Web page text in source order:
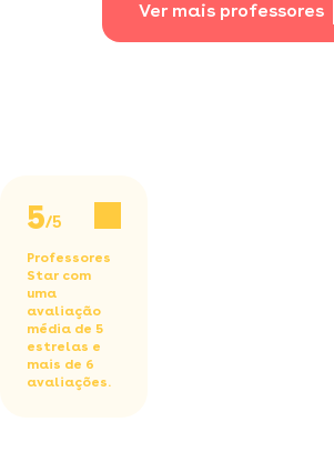
Ver mais professores
5/5
Professores
Star com
uma
avaliação
média de 5
estrelas e
mais de 6
avaliações.